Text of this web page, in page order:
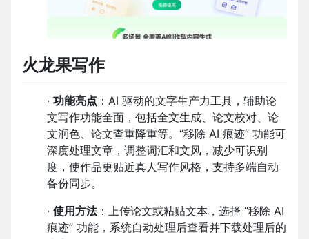
火龙果写作
· 功能亮点 ：AI 驱动的文字生产力工具，辅助论
文写作功能全面，包括全文生成、论文校对、论
文润色、论文查重降重等。“移除 AI 痕迹” 功能可
深度处理文章，调整词汇和文风，减少可识别
度，使作品更贴近真人写作风格，支持多端自动
备份同步。
· 使用方法：上传论文或粘贴文本，选择 “移除 AI
痕迹” 功能，系统自动处理后查看并下载处理后的